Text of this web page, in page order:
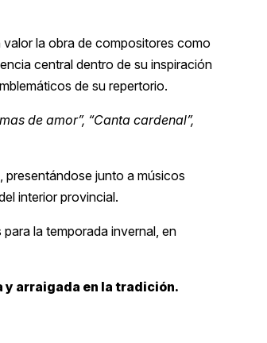
la obra de compositores como
central dentro de su inspiración
de su repertorio.
de amor”, “Canta cardenal”,
junto a músicos
interior provincial.
la temporada invernal, en
y arraigada en la tradición.